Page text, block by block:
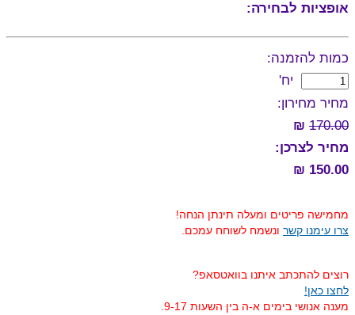
אופציות לבחירה:
כמות להזמנה:
יח'
מחיר מחירון:
170.00
₪
מחיר לצרכן:
150.00 ₪
מחמישה פריטים ומעלה תינתן הנחה!
צרו עימנו קשר ונשמח לשוחח עמכם.
רוצים להתכתב איתנו בוואטסאפ?
לחצו כאן!
מענה אנושי בימים א-ה בין השעות 9-17.